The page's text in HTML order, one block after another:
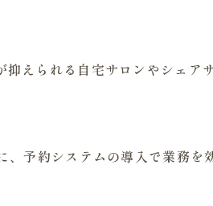
えられる自宅サロンやシェア
予約システムの導入で業務を